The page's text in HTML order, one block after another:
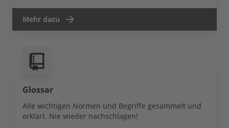
Mehr dazu
Glossar
Alle wichtigen Normen und Begriffe gesammelt und
erklärt. Nie wieder nachschlagen!